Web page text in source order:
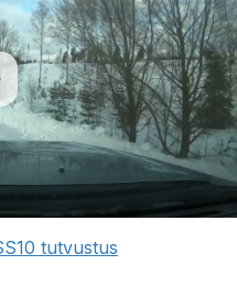
tutvustus